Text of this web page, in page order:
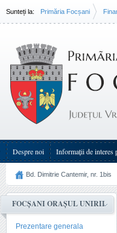
Sunteți la: Primăria Focșani
Despre noi Informații de interes
Bd. Dimitrie Cantemir, nr. 1bis
FOCȘANI ORAȘUL UNIRII
Prezentare generala